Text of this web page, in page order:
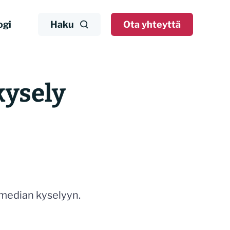
Haku Ota yhteyttä
kyselyyn.